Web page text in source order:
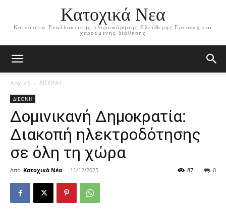
Κατοχικά Νεα
Κοινότητα Εναλλακτικής πληροφόρησης,Ελεύθερης Ερευνας και
χαρούμενης διάθεσης
Αρχική ΔΙΕΘΝΗ
ΔΙΕΘΝΗ
Δομινικανή Δημοκρατία:
Διακοπή ηλεκτροδότησης
σε όλη τη χώρα
Από Κατοχικά Νέα - 11/12/2025 0
87